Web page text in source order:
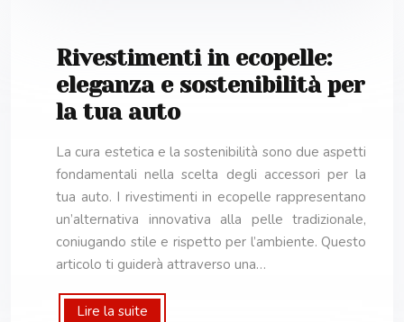
Rivestimenti in ecopelle:
eleganza e sostenibilità per
la tua auto
La cura estetica e la sostenibilità sono due aspetti
fondamentali nella scelta degli accessori per la
tua auto. I rivestimenti in ecopelle rappresentano
un’alternativa innovativa alla pelle tradizionale,
coniugando stile e rispetto per l’ambiente. Questo
articolo ti guiderà attraverso una…
Lire la suite